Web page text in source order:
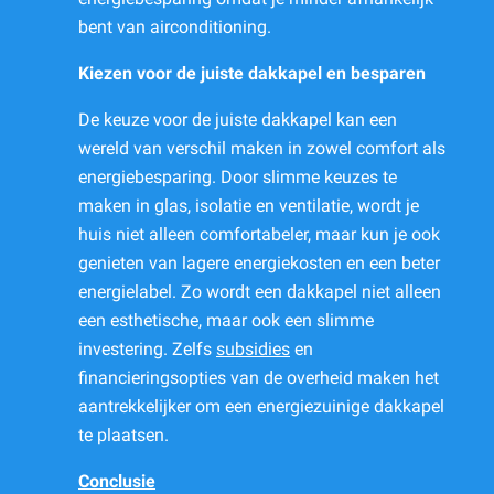
bent van airconditioning.
Kiezen voor de juiste dakkapel en besparen
De keuze voor de juiste dakkapel kan een
wereld van verschil maken in zowel comfort als
energiebesparing. Door slimme keuzes te
maken in glas, isolatie en ventilatie, wordt je
huis niet alleen comfortabeler, maar kun je ook
genieten van lagere energiekosten en een beter
energielabel. Zo wordt een dakkapel niet alleen
een esthetische, maar ook een slimme
investering. Zelfs subsidies en
financieringsopties van de overheid maken het
aantrekkelijker om een energiezuinige dakkapel
te plaatsen.
Conclusie